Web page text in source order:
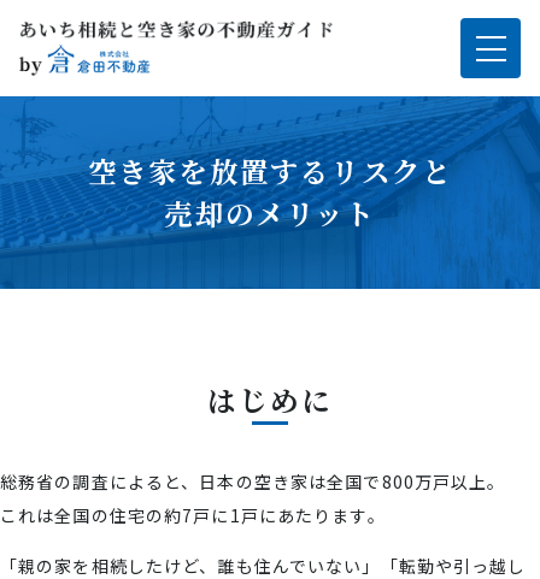
空き家を放置するリスクと
売却のメリット
はじめに
総務省の調査によると、日本の空き家は全国で800万戸以上。
これは全国の住宅の約7戸に1戸にあたります。
「親の家を相続したけど、誰も住んでいない」「転勤や引っ越し